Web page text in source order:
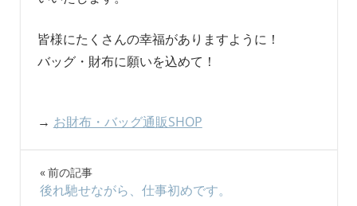
皆様にたくさんの幸福がありますように！
バッグ・財布に願いを込めて！
→ お財布・バッグ通販SHOP
投
前の記事
後れ馳せながら、仕事初めです。